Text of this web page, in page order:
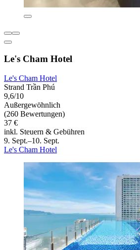
Le's Cham Hotel
Le's Cham Hotel
Strand Trần Phú
9,6/10
Außergewöhnlich
(260 Bewertungen)
37 €
inkl. Steuern & Gebühren
9. Sept.–10. Sept.
Le's Cham Hotel